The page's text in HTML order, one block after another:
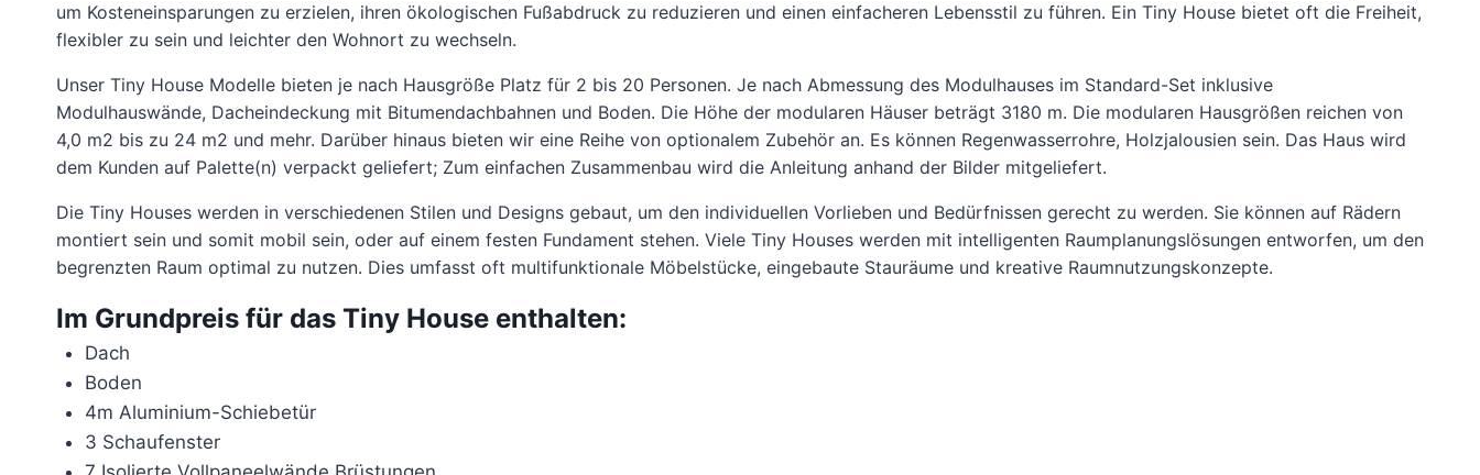
um Kosteneinsparungen zu erzielen, ihren ökologischen Fußabdruck zu reduzieren und einen einfacheren Lebensstil zu führen. Ein Tiny House bietet oft die Freiheit,
flexibler zu sein und leichter den Wohnort zu wechseln.
Unser Tiny House Modelle bieten je nach Hausgröße Platz für 2 bis 20 Personen. Je nach Abmessung des Modulhauses im Standard-Set inklusive
Modulhauswände, Dacheindeckung mit Bitumendachbahnen und Boden. Die Höhe der modularen Häuser beträgt 3180 m. Die modularen Hausgrößen reichen von
4,0 m2 bis zu 24 m2 und mehr. Darüber hinaus bieten wir eine Reihe von optionalem Zubehör an. Es können Regenwasserrohre, Holzjalousien sein. Das Haus wird
dem Kunden auf Palette(n) verpackt geliefert; Zum einfachen Zusammenbau wird die Anleitung anhand der Bilder mitgeliefert.
Die Tiny Houses werden in verschiedenen Stilen und Designs gebaut, um den individuellen Vorlieben und Bedürfnissen gerecht zu werden. Sie können auf Rädern
montiert sein und somit mobil sein, oder auf einem festen Fundament stehen. Viele Tiny Houses werden mit intelligenten Raumplanungslösungen entworfen, um den
begrenzten Raum optimal zu nutzen. Dies umfasst oft multifunktionale Möbelstücke, eingebaute Stauräume und kreative Raumnutzungskonzepte.
Im Grundpreis für das Tiny House enthalten:
Dach
Boden
4m Aluminium-Schiebetür
3 Schaufenster